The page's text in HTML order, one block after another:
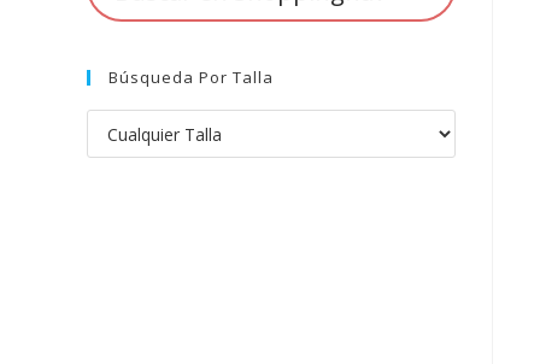
Búsqueda Por Talla